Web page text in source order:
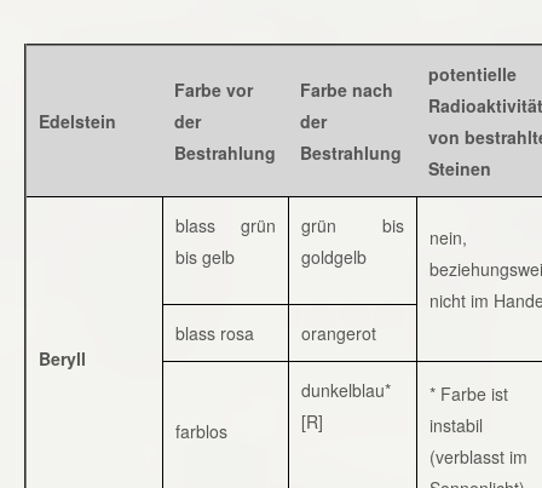
Edelstein
Farbe vor
der
Bestrahlung
Farbe nach
der
Bestrahlung
potentielle
Radioaktivität
von
Steinen
Beryll
blass grün
bis gelb
grün bis
goldgelb
nein,
nicht im
blass rosa
orangerot
farblos
dunkelblau*
[R]
* Farbe ist
instabil
(verblasst im